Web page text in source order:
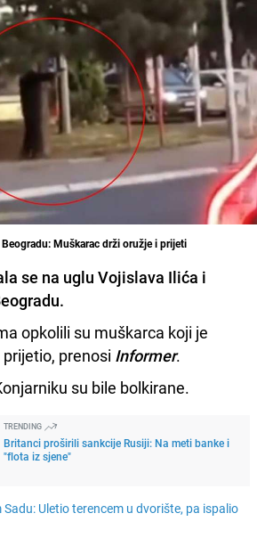
Beogradu: Muškarac drži oružje i prijeti
se na uglu Vojislava Ilića i
.
opkolili su muškarca koji je
prenosi Informer.
su bile bolkirane.
TRENDING
Britanci proširili sankcije Rusiji: Na meti banke i
"flota iz sjene"
Uletio terencem u dvorište, pa ispalio